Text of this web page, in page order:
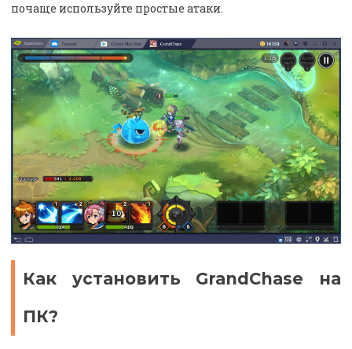
почаще используйте простые атаки.
Как установить GrandChase на
ПК?